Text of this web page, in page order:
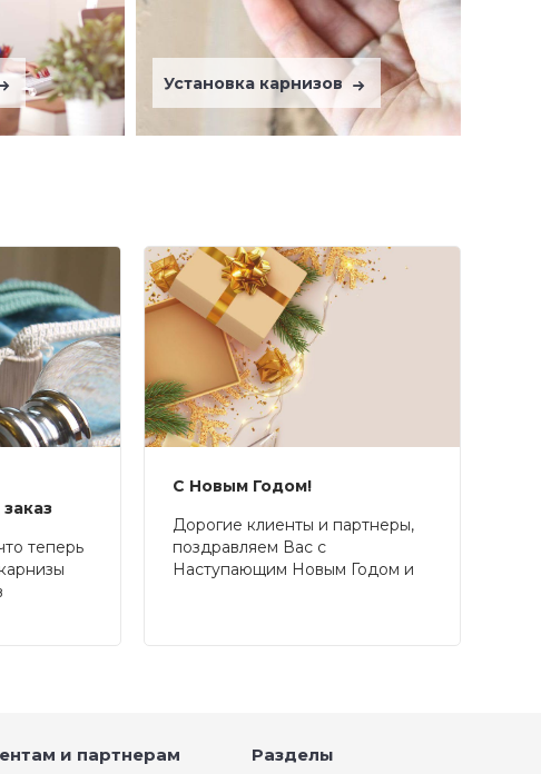
Установка карнизов
теперь
С Новым Годом!
Дорогие клиенты и партнеры,
поздравляем Вас с
Наступающим Новым Годом и
и партнерам Разделы